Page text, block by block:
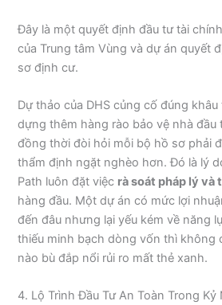
Đây là một quyết định đầu tư tài
của Trung tâm Vùng và dự án quyết
sơ định cư.
Dự thảo của DHS củng cố đúng
dựng thêm hàng rào bảo vệ nhà
đồng thời đòi hỏi mỗi bộ hồ sơ phải
thẩm định ngặt nghèo hơn. Đó là lý
Path luôn đặt việc rà soát pháp lý và
hàng đầu. Một dự án có mức lợi
đến đâu nhưng lại yếu kém về năng
thiếu minh bạch dòng vốn thì không
nào bù đắp nổi rủi ro mất thẻ xanh.
4. Lộ Trình Đầu Tư An Toàn Trong Kỷ